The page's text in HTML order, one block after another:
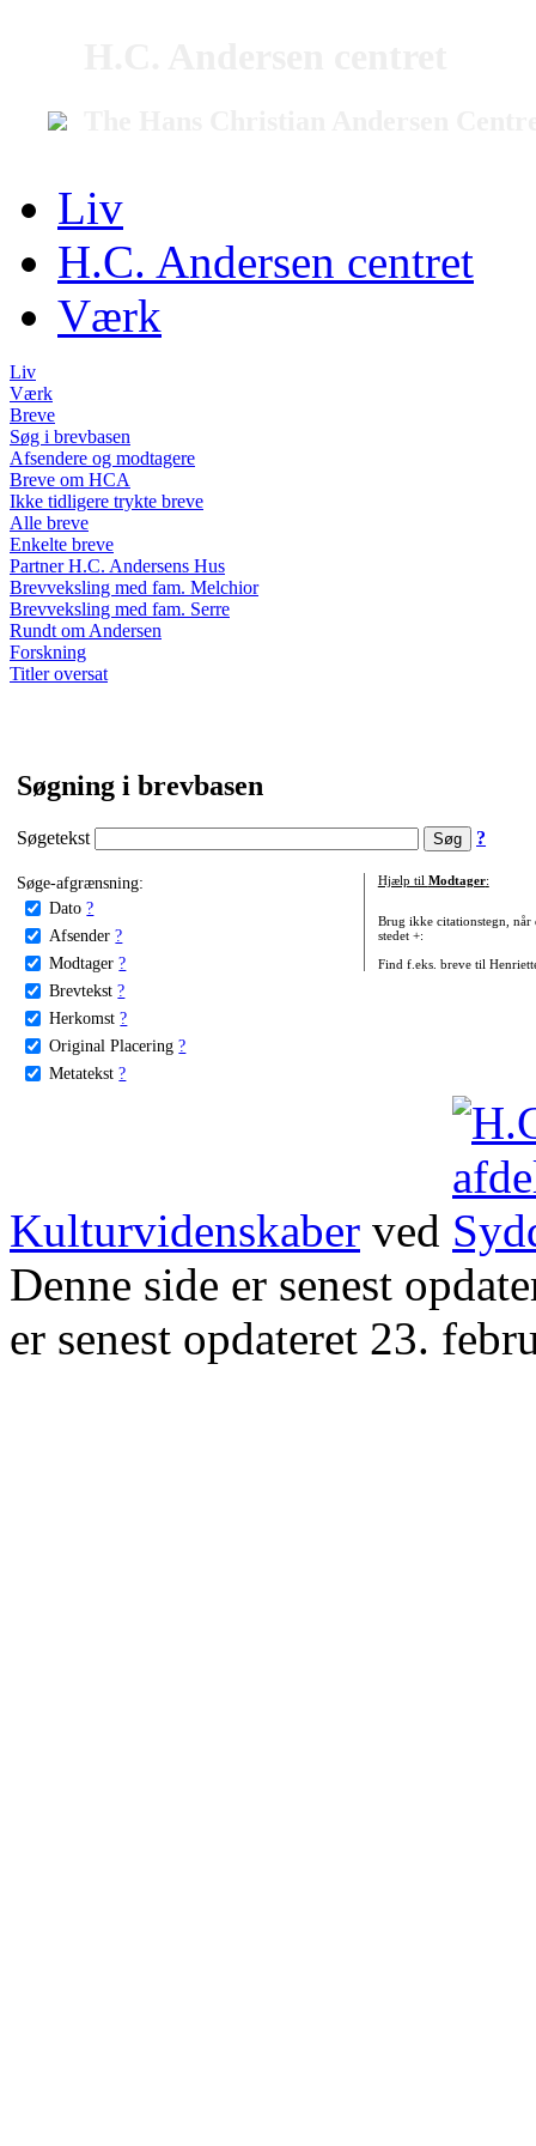
Liv
H.C. Andersen centret
Værk
Liv
Værk
Breve
Søg i brevbasen
Afsendere og modtagere
Breve om HCA
Ikke tidligere trykte breve
Alle breve
Enkelte breve
Partner H.C. Andersens Hus
Brevveksling med fam. Melchior
Brevveksling med fam. Serre
Rundt om Andersen
Forskning
Titler oversat
Søgning i brevbasen
Søgetekst ?
Søge-afgrænsning:
Dato ?
Afsender ?
Modtager ?
Brevtekst ?
Herkomst ?
Original Placering ?
Metatekst ?
Hjælp til Modtager:
Brug ikke citationstegn, når
stedet +:
Find f.eks. breve til
Kulturvidenskaber ved
Denne side er senest
er senest opdateret 23.